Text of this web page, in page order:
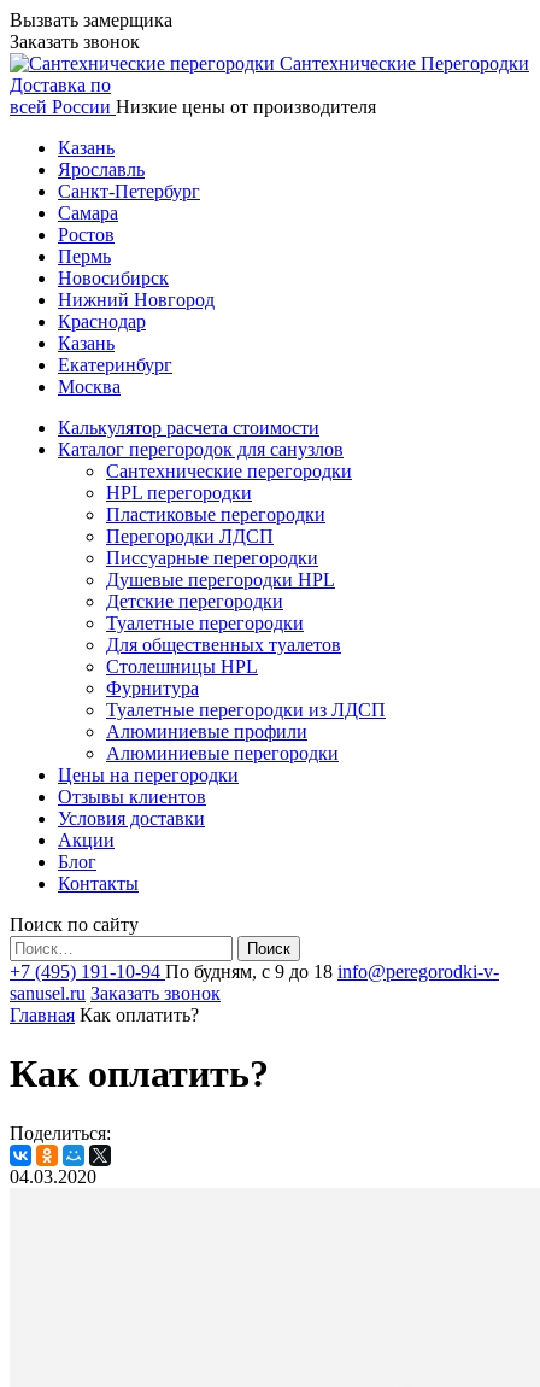
Вызвать замерщика
Заказать звонок
Сантехнические Перегородки
Доставка по
всей России Низкие цены от производителя
Казань
Ярославль
Санкт-Петербург
Самара
Ростов
Пермь
Новосибирск
Нижний Новгород
Краснодар
Казань
Екатеринбург
Москва
Калькулятор расчета стоимости
Каталог перегородок для санузлов
Сантехнические перегородки
HPL перегородки
Пластиковые перегородки
Перегородки ЛДСП
Писсуарные перегородки
Душевые перегородки HPL
Детские перегородки
Туалетные перегородки
Для общественных туалетов
Столешницы HPL
Фурнитура
Туалетные перегородки из ЛДСП
Алюминиевые профили
Алюминиевые перегородки
Цены на перегородки
Отзывы клиентов
Условия доставки
Акции
Блог
Контакты
Поиск по сайту
Найти:
+7 (495) 191-10-94 По будням, с 9 до 18 info@peregorodki-v-
sanusel.ru Заказать звонок
Главная Как оплатить?
Как оплатить?
Поделиться:
04.03.2020